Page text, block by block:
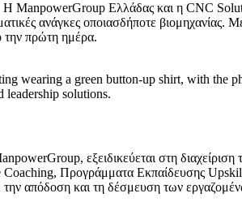
Ελλάδας και η CNC
ανάγκες οποιασδήποτε
την πρώτη ημέρα.
εξειδικεύεται στη
Προγράμματα Εκπαίδευσης
την απόδοση και τη δέσμευση των